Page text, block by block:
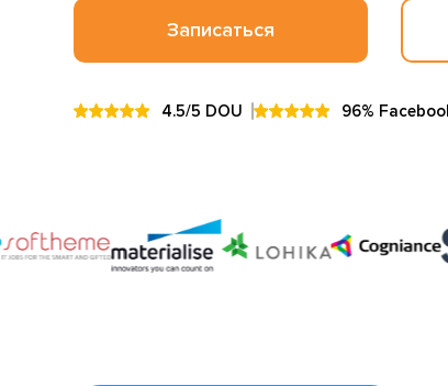
Записаться
4.5/5 DOU 96%